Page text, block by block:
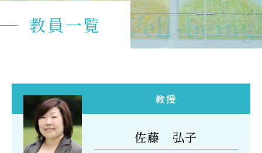
資格・就職
Qualifications & Employment
入学案内
Admission
for Well-being
教員一覧
教授
佐藤 弘子